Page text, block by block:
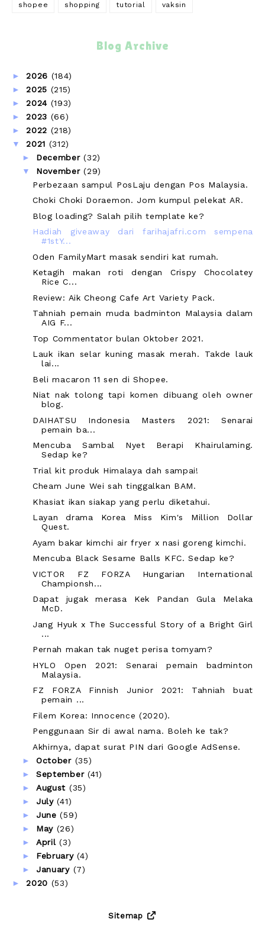
shopee shopping tutorial vaksin
Blog Archive
►2026 (184)
►2025 (215)
►2024 (193)
►2023 (66)
►2022 (218)
▼2021 (312)
► December(32)
▼ November(29)
Perbezaan sampul PosLaju dengan Pos Malaysia.
Choki Choki Doraemon. Jom kumpul pelekat AR.
Blog loading? Salah pilih template ke?
Hadiah giveaway dari farihajafri.com sempena
#1stY...
Oden FamilyMart masak sendiri kat rumah.
Ketagih makan roti dengan Crispy Chocolatey
Rice C...
Review: Aik Cheong Cafe Art Variety Pack.
Tahniah pemain muda badminton Malaysia dalam
AIG F...
Top Commentator bulan Oktober 2021.
Lauk ikan selar kuning masak merah. Takde lauk
lai...
Beli macaron 11 sen di Shopee.
Niat nak tolong tapi komen dibuang oleh owner
blog.
DAIHATSU Indonesia Masters 2021: Senarai
pemain ba...
Mencuba Sambal Nyet Berapi Khairulaming.
Sedap ke?
Trial kit produk Himalaya dah sampai!
Cheam June Wei sah tinggalkan BAM.
Khasiat ikan siakap yang perlu diketahui.
Layan drama Korea Miss Kim's Million Dollar
Quest.
Ayam bakar kimchi air fryer x nasi goreng kimchi.
Mencuba Black Sesame Balls KFC. Sedap ke?
VICTOR FZ FORZA Hungarian International
Championsh...
Dapat jugak merasa Kek Pandan Gula Melaka
McD.
Jang Hyuk x The Successful Story of a Bright Girl
...
Pernah makan tak nuget perisa tomyam?
HYLO Open 2021: Senarai pemain badminton
Malaysia.
FZ FORZA Finnish Junior 2021: Tahniah buat
pemain ...
Filem Korea: Innocence (2020).
Penggunaan Sir di awal nama. Boleh ke tak?
Akhirnya, dapat surat PIN dari Google AdSense.
► October (35)
► September (41)
► August (35)
► July(41)
► June(59)
► May (26)
► April(3)
► February(4)
► January (7)
►2020 (53)
Sitemap